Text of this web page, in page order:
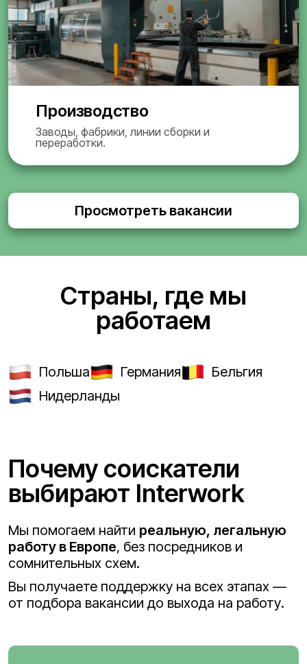
Производство
Заводы, фабрики, линии сборки и
переработки.
Просмотреть вакансии
Страны, где мы
работаем
Польша Германия
Бельгия
Нидерланды
Почему соискатели
выбирают Interwork
Мы помогаем найти реальную, легальную
работу в Европе, без посредников и
сомнительных схем.
Вы получаете поддержку на всех этапах —
от подбора вакансии до выхода на работу.